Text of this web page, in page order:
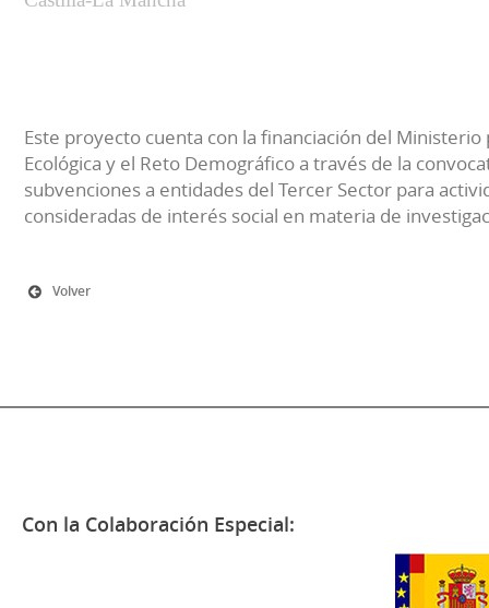
Este proyecto cuenta con la financiación del Ministerio
Ecológica y el Reto Demográfico a través de la
subvenciones a entidades del Tercer Sector para
consideradas de interés social en materia de
Volver
Con la Colaboración Especial: